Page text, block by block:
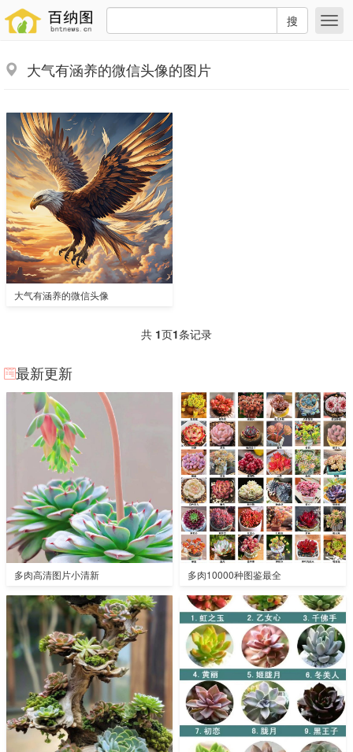
搜
大气有涵养的微信头像的图片
大气有涵养的微信头像
共 1页1条记录
最新更新
多肉高清图片小清新 多肉10000种图鉴最全